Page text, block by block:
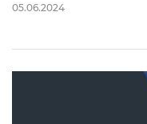
05.06.2024